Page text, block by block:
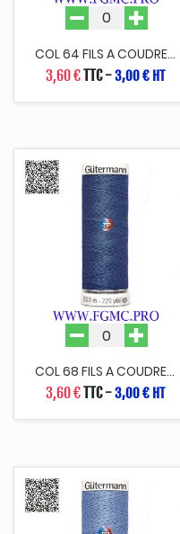
COL 64 FILS A COUDRE...
3,60 €TTC-3,00 € HT
COL 68 FILS A COUDRE...
3,60 €TTC-3,00 € HT